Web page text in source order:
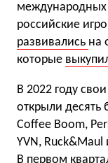
российские
развивались на
которые
В 2022 году
открыли десять
Coffee Boom,
YVN, Ruck&Maul
В первом